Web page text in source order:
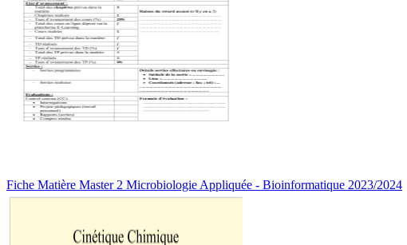
Fiche Matière Master 2 Microbiologie Appliquée - Bioinformatique 2023/2024